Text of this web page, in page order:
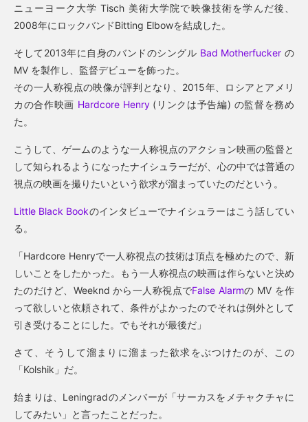
ニューヨーク大学 Tisch 美術大学院で映像技術を学んだ後、
2008年にロックバンドBitting Elbowを結成した。
そして2013年に自身のバンドのシングル Bad Motherfuckerの
MV を製作し、監督デビューを飾った。
その一人称視点の映像が評判となり、2015年、ロシアとアメリ
カの合作映画 Hardcore Henry(リンクは予告編) の監督を務め
た。
こうして、ゲームのような一人称視点のアクション映画の監督と
して知られるようになったナイシュラーだが、心の中では普通の
視点の映画を撮りたいという欲求が溜まっていたのだという。
Little Black Bookのインタビューでナイシュラーはこう話してい
る。
「Hardcore Henryで一人称視点の技術は頂点を極めたので、新
しいことをしたかった。もう一人称視点の映画は作らないと決め
たのだけど、Weeknd から一人称視点でFalse Alarmの MV を作
って欲しいと依頼されて、条件がよかったのでそれは例外として
引き受けることにした。でもそれが最後だ」
さて、そうして溜まりに溜まった欲求をぶつけたのが、この
「Kolshik」だ。
始まりは、Leningradのメンバーが「サーカスをメチャクチャに
してみたい」と言ったことだった。